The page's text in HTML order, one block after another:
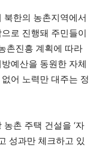
한의 농촌지역에서
로 진행돼 주민들이
촌진흥 계획에 따라
예산을 동원한 자체
어 노력만 대주는 정
촌 주택 건설을 ‘자
성과만 체크하고 있